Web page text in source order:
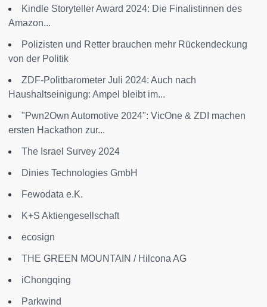
Kindle Storyteller Award 2024: Die Finalistinnen des
Amazon...
Polizisten und Retter brauchen mehr Rückendeckung
von der Politik
ZDF-Politbarometer Juli 2024: Auch nach
Haushaltseinigung: Ampel bleibt im...
"Pwn2Own Automotive 2024": VicOne & ZDI machen
ersten Hackathon zur...
The Israel Survey 2024
Dinies Technologies GmbH
Fewodata e.K.
K+S Aktiengesellschaft
ecosign
THE GREEN MOUNTAIN / Hilcona AG
iChongqing
Parkwind